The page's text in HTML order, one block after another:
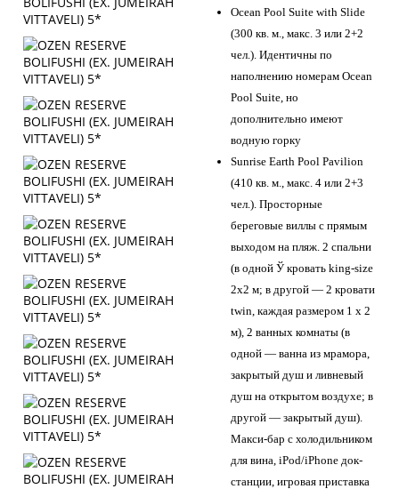
Ocean Pool Suite with Slide
(300 кв. м., макс. 3 или 2+2
чел.). Идентичны по
наполнению номерам Ocean
Pool Suite, но
дополнительно имеют
водную горку
Sunrise Earth Pool Pavilion
(410 кв. м., макс. 4 или 2+3
чел.). Просторные
береговые виллы с прямым
выходом на пляж. 2 спальни
(в одной Ў кровать king-size
2x2 м; в другой — 2 кровати
twin, каждая размером 1 х 2
м), 2 ванных комнаты (в
одной — ванна из мрамора,
закрытый душ и ливневый
душ на открытом воздухе; в
другой — закрытый душ).
Макси-бар с холодильником
для вина, iPod/iPhone док-
станции, игровая приставка